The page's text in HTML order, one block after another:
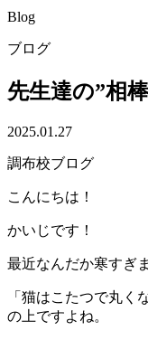
Blog
ブログ
先生達の”相
2025.01.27
調布校ブログ
こんにちは！
かいじです！
最近なんだか寒すぎ
「猫はこたつで丸く
の上ですよね。